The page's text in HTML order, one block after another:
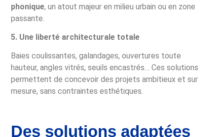
phonique, un atout majeur en milieu urbain ou en zone
passante.
5. Une liberté architecturale totale
Baies coulissantes, galandages, ouvertures toute
hauteur, angles vitrés, seuils encastrés… Ces solutions
permettent de concevoir des projets ambitieux et sur
mesure, sans contraintes esthétiques.
Des solutions adaptées